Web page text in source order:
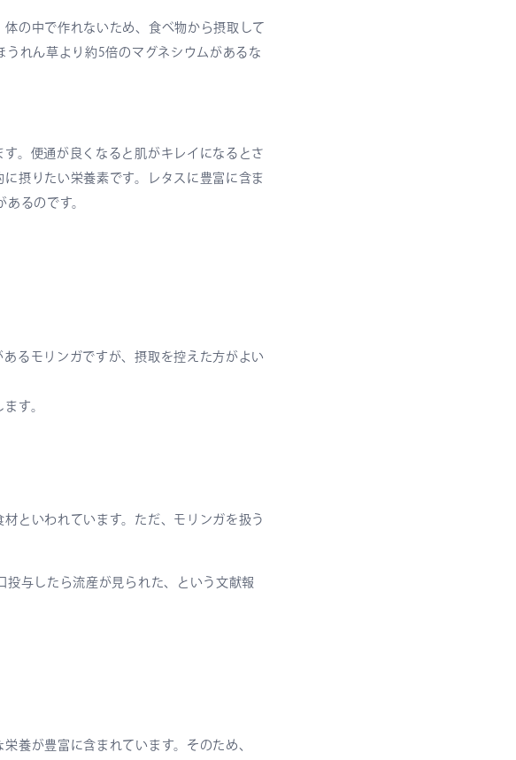
の中で作れないため、食べ物から摂取して
れん草より約5倍のマグネシウムがあるな
。便通が良くなると肌がキレイになるとさ
摂りたい栄養素です。レタスに豊富に含ま
るのです。
るモリンガですが、摂取を控えた方がよい
す。
といわれています。ただ、モリンガを扱う
与したら流産が見られた、という文献報
養が豊富に含まれています。そのため、